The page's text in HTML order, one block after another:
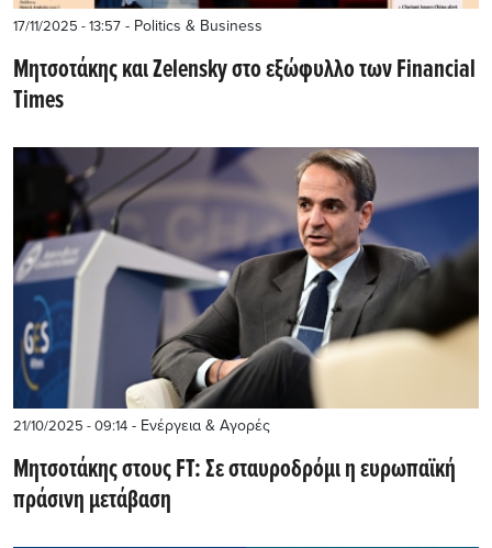
17/11/2025 - 13:57 - Politics & Business
Μητσοτάκης και Zelensky στο εξώφυλλο των Financial
Times
21/10/2025 - 09:14 - Ενέργεια & Αγορές
Μητσοτάκης στους FT: Σε σταυροδρόμι η ευρωπαϊκή
πράσινη μετάβαση